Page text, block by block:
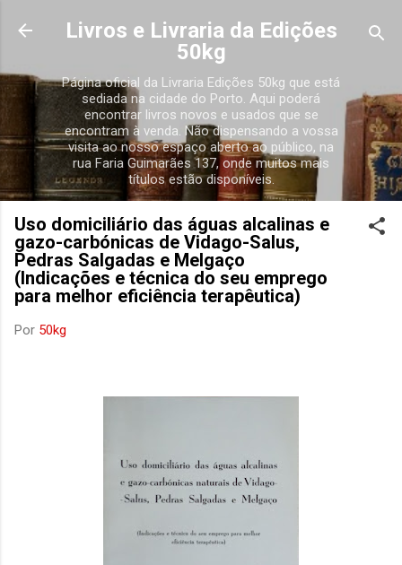
Avançar para o conteúdo principal
Livros e Livraria da Edições
50kg
Página oficial da Livraria Edições 50kg que está
sediada na cidade do Porto. Aqui poderá
encontrar livros novos e usados que se
encontram à venda. Não dispensando a vossa
visita ao nosso espaço aberto ao público, na
rua Faria Guimarães 137, onde muitos mais
títulos estão disponíveis.
Uso domiciliário das águas alcalinas e
gazo-carbónicas de Vidago-Salus,
Pedras Salgadas e Melgaço
(Indicações e técnica do seu emprego
para melhor eficiência terapêutica)
Por 50kg